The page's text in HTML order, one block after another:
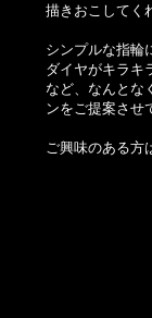
描きおこしてく
シンプルな指輪
ダイヤがキラキ
など、なんとな
ンをご提案させ
ご興味のある方